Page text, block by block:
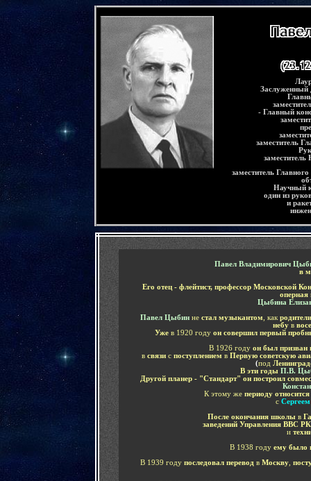
Заслуженный
- Главный
заместитель
заместитель
Научный
один из
и
Павел Владимирович
в
Его отец - флейтист, профессор Московской
оперная
Цыбина
Павел Цыбин не стал музыкантом , как родители
небу в
Уже в 1920 году он совершил первый
В 1926 году он был призван
всвязи с поступлением в Первую советскую
(под
В эти годы П.В.
Другой планер - "Стандарт" он построил
К этому же периоду относится
с
После окончания школы в
заведений Управления ВВС
и
В 1938 году ему было
В 1939 году последовал перевод в Москву